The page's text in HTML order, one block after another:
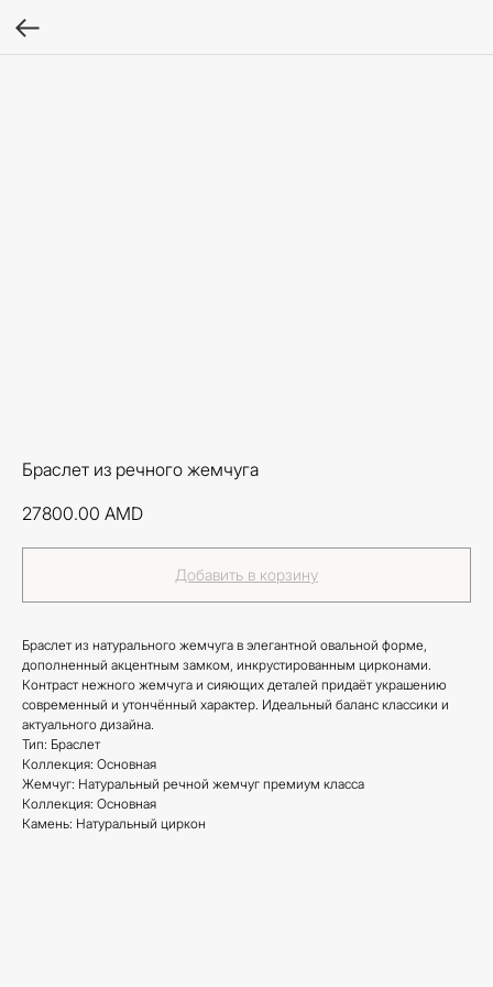
Браслет из речного жемчуга
27800.00 AMD
Добавить в корзину
Браслет из натурального жемчуга в элегантной овальной форме,
дополненный акцентным замком, инкрустированным цирконами.
Контраст нежного жемчуга и сияющих деталей придаёт украшению
современный и утончённый характер. Идеальный баланс классики и
актуального дизайна.
Тип: Браслет
Коллекция: Основная
Жемчуг: Натуральный речной жемчуг премиум класса
Коллекция: Основная
Камень: Натуральный циркон